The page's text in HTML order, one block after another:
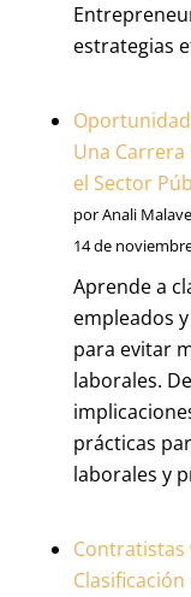
estrategias
Una
el Sector
por Anali
14 de
Aprende a
empleados
para evitar
laborales.
prácticas
laborales y
Contratistas